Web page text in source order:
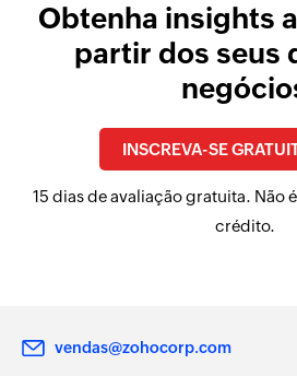
Obtenha insights
partir dos seus
INSCREVA-SE
15 dias de avaliação gratuita. Não
crédito.
vendas@zohocorp.com